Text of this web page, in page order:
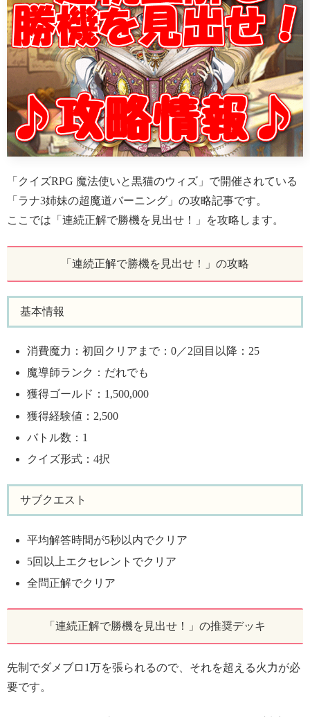
「クイズRPG 魔法使いと黒猫のウィズ」で開催されている
「ラナ3姉妹の超魔道バーニング」の攻略記事です。
ここでは「連続正解で勝機を見出せ！」を攻略します。
「連続正解で勝機を見出せ！」の攻略
基本情報
消費魔力：初回クリアまで：0／2回目以降：25
魔導師ランク：だれでも
獲得ゴールド：1,500,000
獲得経験値：2,500
バトル数：1
クイズ形式：4択
サブクエスト
平均解答時間が5秒以内でクリア
5回以上エクセレントでクリア
全問正解でクリア
「連続正解で勝機を見出せ！」の推奨デッキ
先制でダメブロ1万を張られるので、それを超える火力が必
要です。